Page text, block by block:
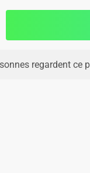
regardent ce